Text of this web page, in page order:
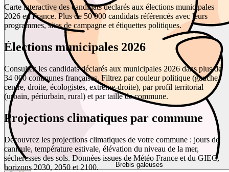
Brebis galeuses
Carte interactive des candidats déclarés aux élections municipales
2026 en France. Plus de 50 000 candidats référencés avec leurs
programmes, sites de campagne et étiquettes politiques.
Élections municipales 2026
Consultez les candidats déclarés aux municipales 2026 dans plus de
34 000 communes françaises. Filtrez par couleur politique (gauche,
centre, droite, écologistes, extrême-droite), par profil territorial
(urbain, périurbain, rural) et par taille de commune.
Projections climatiques par commune
Découvrez les projections climatiques de votre commune : jours de
canicule, température estivale, élévation du niveau de la mer,
sécheresses des sols. Données issues de Météo France et du GIEC,
horizons 2030, 2050 et 2100.